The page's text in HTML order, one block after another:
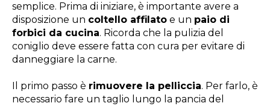
semplice. Prima di iniziare, è importante avere a
disposizione un coltello affilato e un paio di
forbici da cucina. Ricorda che la pulizia del
coniglio deve essere fatta con cura per evitare di
danneggiare la carne.
Il primo passo è rimuovere la pelliccia. Per farlo, è
necessario fare un taglio lungo la pancia del